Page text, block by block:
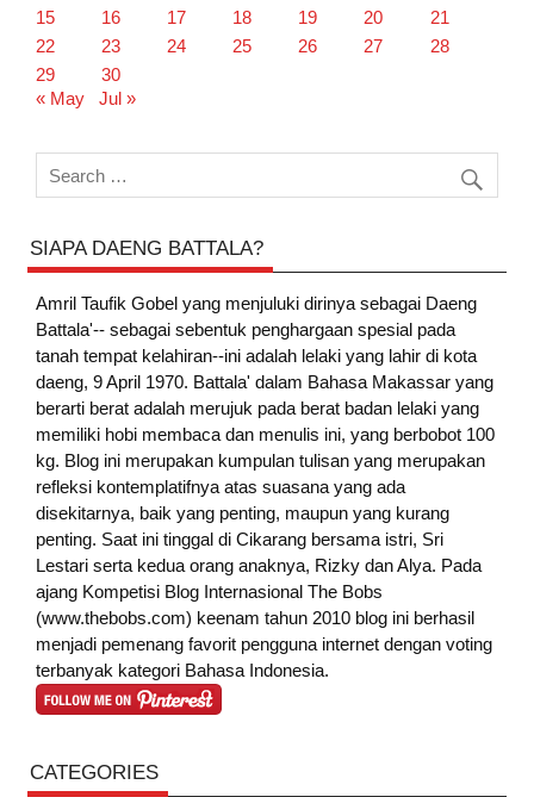
15 16 17 18 19 20
21
22
23 24 25 26 27
28
29
30
« May
Jul »
SIAPA DAENG BATTALA?
Amril Taufik Gobelyang menjuluki dirinya sebagai Daeng
Battala'-- sebagai sebentuk penghargaan spesial pada
tanah tempat kelahiran--ini adalah lelaki yang lahir di kota
daeng, 9 April 1970. Battala' dalam Bahasa Makassar yang
berarti berat adalah merujuk pada berat badan lelaki yang
memiliki hobi membaca dan menulis ini, yang berbobot 100
kg. Blog ini merupakan kumpulan tulisan yang merupakan
refleksi kontemplatifnya atas suasana yang ada
disekitarnya, baik yang penting, maupun yang kurang
penting. Saat ini tinggal di Cikarang bersama istri, Sri
Lestari serta kedua orang anaknya, Rizky dan Alya. Pada
ajang Kompetisi Blog Internasional The Bobs
(www.thebobs.com) keenam tahun 2010 blog ini berhasil
menjadi pemenang favorit pengguna internet dengan voting
terbanyak kategori Bahasa Indonesia.
CATEGORIES